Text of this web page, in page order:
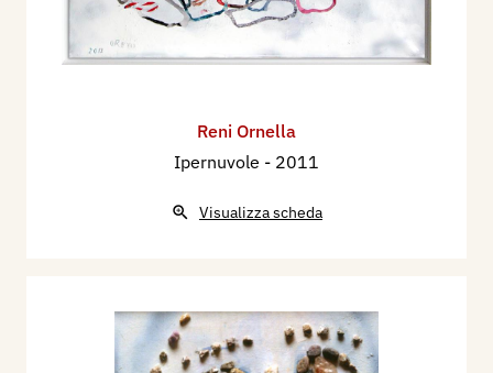
Reni Ornella
Ipernuvole - 2011
Visualizza scheda